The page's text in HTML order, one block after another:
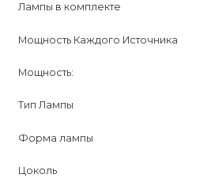
Лампы в комплекте
Мощность Каждого Источника
Мощность:
Тип Лампы
Форма лампы
Цоколь